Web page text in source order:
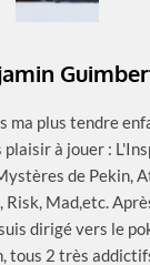
ma plus tendre
à jouer :
de Pekin,
Risk, Mad,etc.
dirigé vers le
tous 2 très